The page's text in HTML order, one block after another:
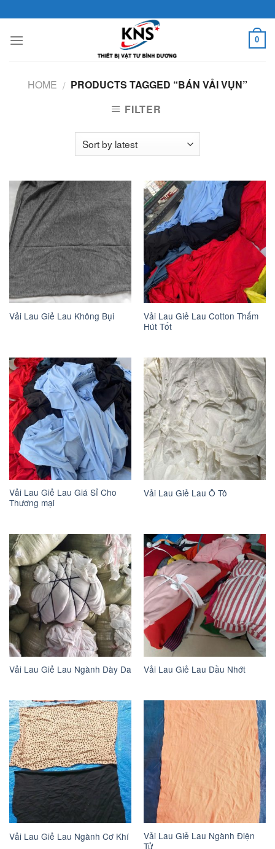
to
content
0
HOME / PRODUCTS TAGGED “BÁN VẢI VỤN”
FILTER
Vải Lau Giẻ Lau Không Bụi
Vải Lau Giẻ Lau Cotton Thấm
Hút Tốt
Vải Lau Giẻ Lau Giá Sỉ Cho
Thương mại
Vải Lau Giẻ Lau Ô Tô
Vải Lau Giẻ Lau Ngành Dày Da Vải Lau Giẻ Lau Dầu Nhớt
Vải Lau Giẻ Lau Ngành Cơ Khí
Vải Lau Giẻ Lau Ngành Điện
Tử